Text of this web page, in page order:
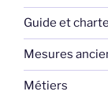
Guide et
Mesures
Métiers